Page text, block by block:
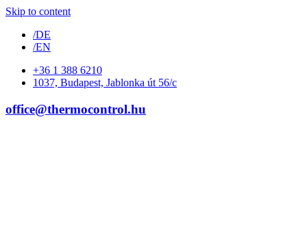
Skip to content
/DE
/EN
+36 1 388 6210
1037, Budapest, Jablonka út 56/c
office@thermocontrol.hu